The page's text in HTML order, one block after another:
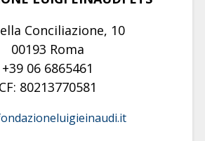
Conciliazione, 10
00193 Roma
+39 06 6865461
CF: 80213770581